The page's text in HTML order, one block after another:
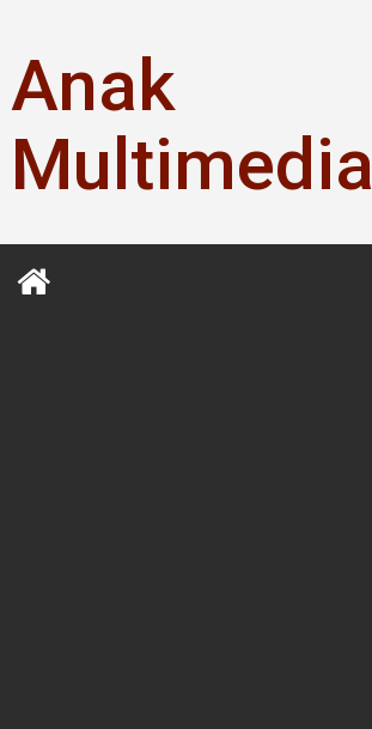
content
Anak
Multimedia